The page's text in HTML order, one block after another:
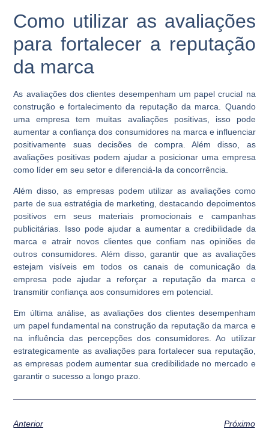
Como utilizar as avaliações
para fortalecer a reputação
da marca
As avaliações dos clientes desempenham um papel crucial na
construção e fortalecimento da reputação da marca. Quando
uma empresa tem muitas avaliações positivas, isso pode
aumentar a confiança dos consumidores na marca e influenciar
positivamente suas decisões de compra. Além disso, as
avaliações positivas podem ajudar a posicionar uma empresa
como líder em seu setor e diferenciá-la da concorrência.
Além disso, as empresas podem utilizar as avaliações como
parte de sua estratégia de marketing, destacando depoimentos
positivos em seus materiais promocionais e campanhas
publicitárias. Isso pode ajudar a aumentar a credibilidade da
marca e atrair novos clientes que confiam nas opiniões de
outros consumidores. Além disso, garantir que as avaliações
estejam visíveis em todos os canais de comunicação da
empresa pode ajudar a reforçar a reputação da marca e
transmitir confiança aos consumidores em potencial.
Em última análise, as avaliações dos clientes desempenham
um papel fundamental na construção da reputação da marca e
na influência das percepções dos consumidores. Ao utilizar
estrategicamente as avaliações para fortalecer sua reputação,
as empresas podem aumentar sua credibilidade no mercado e
garantir o sucesso a longo prazo.
Anterior Próximo